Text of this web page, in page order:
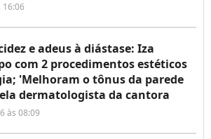
16:06
e adeus à diástase: Iza
com 2 procedimentos estéticos
'Melhoram o tônus da parede
dermatologista da cantora
às 08:09